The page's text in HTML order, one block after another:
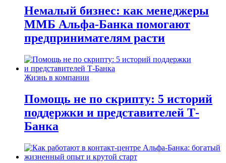
Немалый бизнес: как менеджеры
ММБ Альфа-Банка помогают
предпринимателям расти
Жизнь в компании
Помощь не по скрипту: 5 историй
поддержки и представителей Т-
Банка